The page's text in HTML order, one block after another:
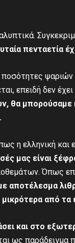
πενταετία
επειδή δεν
θα μπορούσαμε
η ελληνική
μας είναι
Όπως
αποτέλεσμα
από τα
και στο
ως παράδειγμα